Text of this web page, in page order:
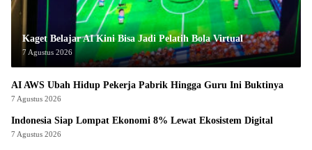
Kaget Belajar AI Kini Bisa Jadi Pelatih Bola Virtual
7 Agustus 2026
AI AWS Ubah Hidup Pekerja Pabrik Hingga Guru Ini Buktinya
7 Agustus 2026
Indonesia Siap Lompat Ekonomi 8% Lewat Ekosistem Digital
7 Agustus 2026